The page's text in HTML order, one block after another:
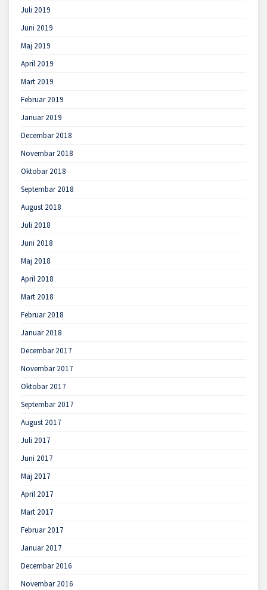
Juli 2019
Juni 2019
Maj 2019
April 2019
Mart 2019
Februar 2019
Januar 2019
Decembar 2018
Novembar 2018
Oktobar 2018
Septembar 2018
August 2018
Juli 2018
Juni 2018
Maj 2018
April 2018
Mart 2018
Februar 2018
Januar 2018
Decembar 2017
Novembar 2017
Oktobar 2017
Septembar 2017
August 2017
Juli 2017
Juni 2017
Maj 2017
April 2017
Mart 2017
Februar 2017
Januar 2017
Decembar 2016
Novembar 2016